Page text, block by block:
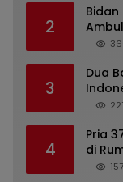
2
3
Dua
dari
4
Pria
di
157